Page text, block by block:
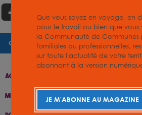
Accueil
Mentions Légales Gestion De Cookies
CHARTE GRAPHIQUE
Que vous soyez en voyage, en
pour le travail ou bien que vous
la Communauté de Communes
familiales ou professionnelles,
sur toute l'actualité de votre
abonnant à la version
JE M'ABONNE AU MAGAZINE